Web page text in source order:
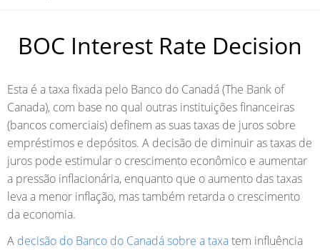
BOC Interest Rate Decision
Esta é a taxa fixada pelo Banco do Canadá (The Bank of
Canada), com base no qual outras instituições financeiras
(bancos comerciais) definem as suas taxas de juros sobre
empréstimos e depósitos. A decisão de diminuir as taxas de
juros pode estimular o crescimento econômico e aumentar
a pressão inflacionária, enquanto que o aumento das taxas
leva a menor inflação, mas também retarda o crescimento
da economia.
A decisão do Banco do Canadá sobre a taxatem influência